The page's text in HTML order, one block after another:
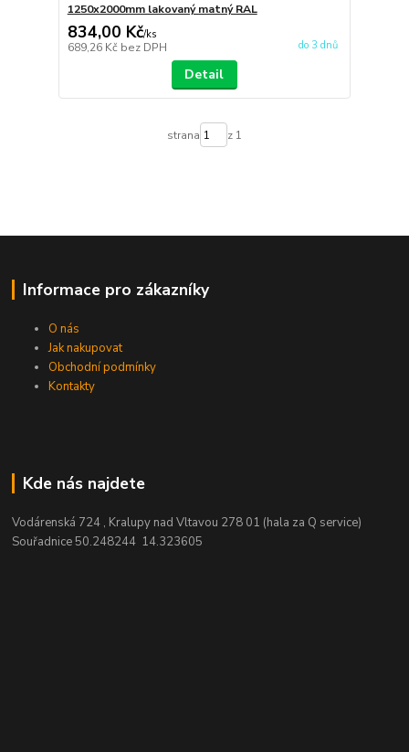
1250x2000mm lakovaný matný RAL
834,00 Kč/ks
689,26 Kč bez DPH do 3 dnů
Detail
strana z 1
Informace pro zákazníky
O nás
Jak nakupovat
Obchodní podmínky
Kontakty
Kde nás najdete
Vodárenská 724 , Kralupy nad Vltavou 278 01 (hala za Q service)
Souřadnice 50.248244 14.323605